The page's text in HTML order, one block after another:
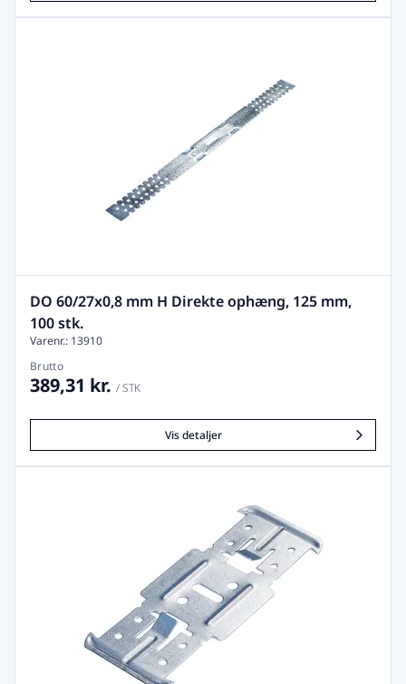
DO 60/27x0,8 mm H Direkte ophæng, 125 mm,
100 stk.
Varenr.: 13910
Brutto
389,31 kr. / STK
Vis detaljer